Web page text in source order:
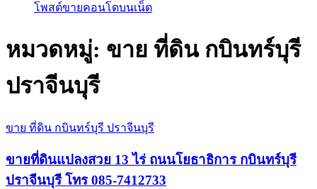
โพสต์ขายคอนโดบนเน็ต
หมวดหมู่: ขาย ที่ดิน กบินทร์บุรี
ปราจีนบุรี
ขาย ที่ดิน กบินทร์บุรี ปราจีนบุรี
ขายที่ดินแปลงสวย 13 ไร่ ถนนโยธาธิการ กบินทร์บุรี
ปราจีนบุรี โทร 085-7412733